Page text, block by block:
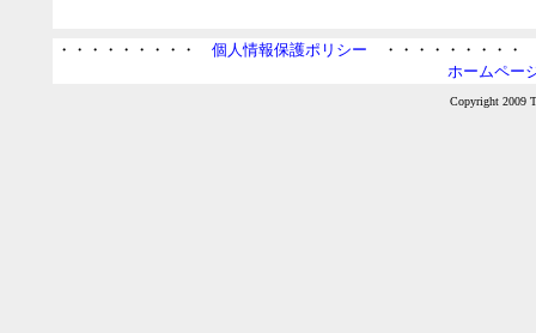
・・・・・・・・・ 個人情報保護ポリシー ・・・・・・・・
ホームペー
Copyright 2009